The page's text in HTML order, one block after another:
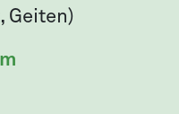
Geiten)